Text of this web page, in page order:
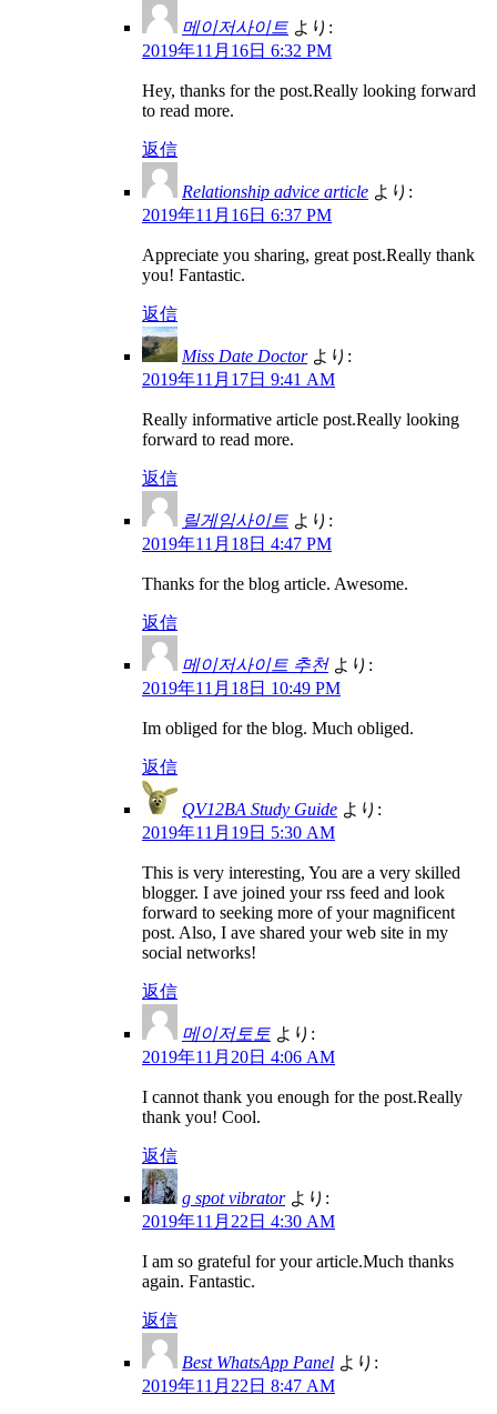
메이저사이트 より:
2019年11月16日 6:32 PM
Hey, thanks for the post.Really looking forward
to read more.
返信
Relationship advice article より:
2019年11月16日 6:37 PM
Appreciate you sharing, great post.Really thank
you! Fantastic.
返信
Miss Date Doctor より:
2019年11月17日 9:41 AM
Really informative article post.Really looking
forward to read more.
返信
릴게임사이트 より:
2019年11月18日 4:47 PM
Thanks for the blog article. Awesome.
返信
메이저사이트 추천 より:
2019年11月18日 10:49 PM
Im obliged for the blog. Much obliged.
返信
QV12BA Study Guide より:
2019年11月19日 5:30 AM
This is very interesting, You are a very skilled
blogger. I ave joined your rss feed and look
forward to seeking more of your magnificent
post. Also, I ave shared your web site in my
social networks!
返信
메이저토토 より:
2019年11月20日 4:06 AM
I cannot thank you enough for the post.Really
thank you! Cool.
返信
g spot vibrator より:
2019年11月22日 4:30 AM
I am so grateful for your article.Much thanks
again. Fantastic.
返信
Best WhatsApp Panel より:
2019年11月22日 8:47 AM